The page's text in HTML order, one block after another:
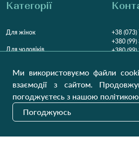
Категорії
Для жінок
Для чоловіків
Домашній текстиль
+38
+380
+380
Пн-Пт9:00
НД
Наші оновлення
Ми використовуємо файли
взаємодії з сайтом.
погоджуєтесь з нашою політикою
Погоджуюсь